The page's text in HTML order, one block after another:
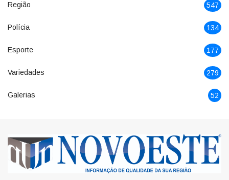
Região 547
Polícia 134
Esporte 177
Variedades 279
Galerias 52